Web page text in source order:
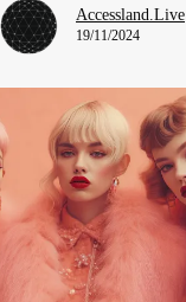
Accessland.Live
19/11/2024